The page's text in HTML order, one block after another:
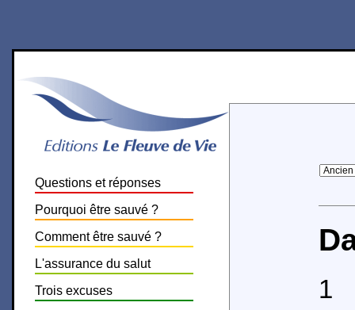
Questions et réponses
Pourquoi être sauvé ?
Comment être sauvé ?
L'assurance du salut
Trois excuses
1